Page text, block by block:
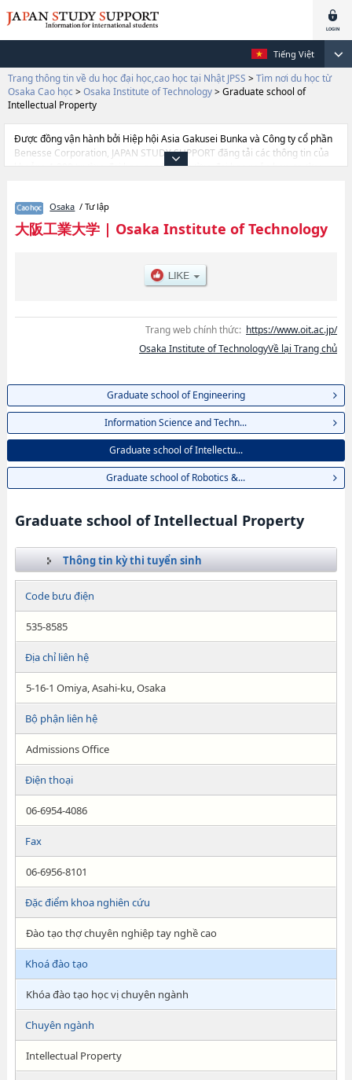
Tiếng Việt
Trang thông tin về du học đại học,cao học tại Nhật JPSS > Tìm nơi du học từ
Osaka Cao học > Osaka Institute of Technology> Graduate school of
Intellectual Property
Được đồng vận hành bởi Hiệp hội Asia Gakusei Bunka và Công ty cổ phần
Benesse Corporation, JAPAN STUDY SUPPORT đăng tải các thông tin của
khoảng 1.300 trường đại học, cao học, trường đại học ngắn hạn, trường
thông tin cần thiết dành cho du học sinh, như là về các Graduate school of
EngineeringhoặcInformation Science and TechnologyhoặcGraduate
school of Intellectual PropertyhoặcGraduate school of Robotics & Design,
số lượng tuyển sinh, số lượng trúng tuyển, cở sở trang thiết bị, hướng dẫn
Osaka / Tư lập
大阪工業大学| Osaka Institute of Technology
Trang web chính thức: https://www.oit.ac.jp/
Osaka Institute of TechnologyVề lại Trang chủ
Graduate school of Engineering
Information Science and Techn...
Graduate school of Intellectu...
Graduate school of Robotics &...
Graduate school of Intellectual Property
Thông tin kỳ thi tuyển sinh
Code bưu điện
535-8585
Địa chỉ liên hệ
5-16-1 Omiya, Asahi-ku, Osaka
Bộ phận liên hệ
Admissions Office
Điện thoại
06-6954-4086
Fax
06-6956-8101
Đặc điểm khoa nghiên cứu
Đào tạo thợ chuyên nghiệp tay nghề cao
Khoá đào tạo
Khóa đào tạo học vị chuyên ngành
Chuyên ngành
Intellectual Property